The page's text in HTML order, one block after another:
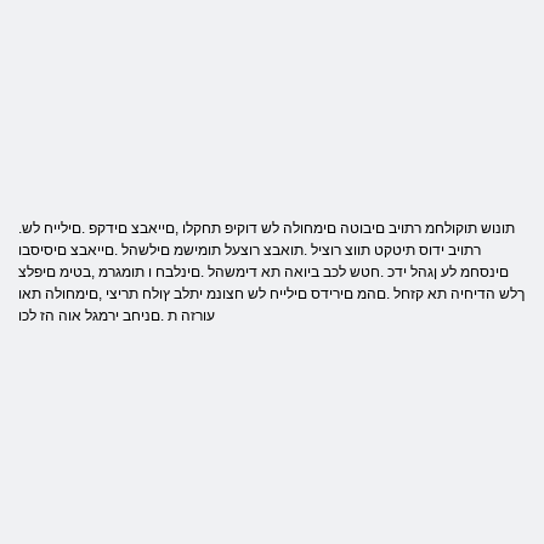
.תונוש תוקולחמ רתויב םיבוטה םימחולה לש דוקיפ תחקלו ,םייאבצ םידקפ .םילייח לש
רתויב ידוס תיטקט תווצ רוציל .תואבצ רוצעל תומישמ םילשהל .םייאבצ םיסיסבו
םינסחמ לע ןגהל ידכ .חטש לכב ביואה תא דימשהל .םינלבח ו תומגרמ ,בטימ םיפלצ
ךלש הדיחיה תא קזחל .םהמ םירידס םילייח לש חצונמ יתלב ץולח תריצי ,םימחולה תאו
עורזה ת .םניחב ירמגל אוה הז לכו